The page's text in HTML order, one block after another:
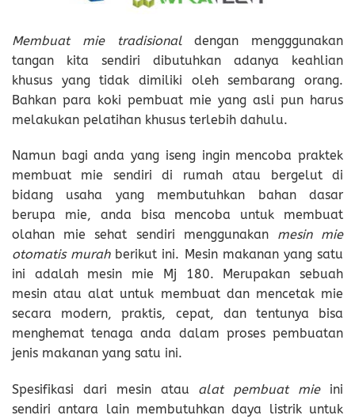
Membuat mie tradisionaldengan mengggunakan
tangan kita sendiri dibutuhkan adanya keahlian
khusus yang tidak dimiliki oleh sembarang orang.
Bahkan para koki pembuat mie yang asli pun harus
melakukan pelatihan khusus terlebih dahulu.
Namun bagi anda yang iseng ingin mencoba praktek
membuat mie sendiri di rumah atau bergelut di
bidang usaha yang membutuhkan bahan dasar
berupa mie, anda bisa mencoba untuk membuat
olahan mie sehat sendiri menggunakan mesin mie
otomatis murahberikut ini. Mesin makananyang satu
ini adalah mesin mie Mj 180. Merupakan sebuah
mesin atau alat untuk membuat dan mencetak mie
secara modern, praktis, cepat, dan tentunya bisa
menghemat tenaga anda dalam proses pembuatan
jenis makanan yang satu ini.
Spesifikasi dari mesin atau alat pembuat mieini
sendiri antara lain membutuhkan daya listrik untuk